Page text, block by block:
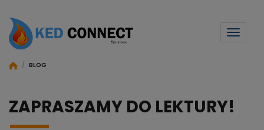
Toggle
/ BLOG
ZAPRASZAMY DO LEKTURY!